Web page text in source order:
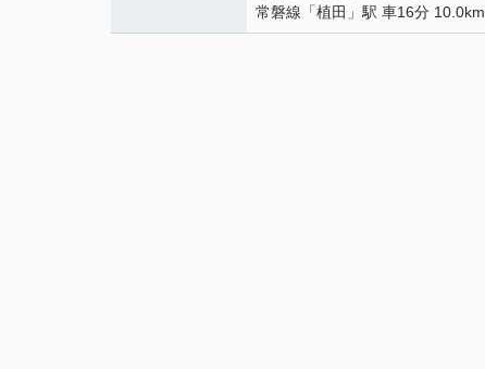
常磐線 「植田 」駅 車16分 10.0km